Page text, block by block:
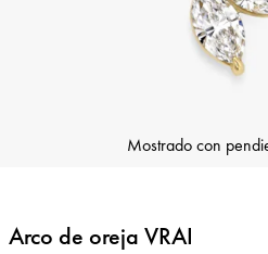
Mostrado con
Arco de oreja VRAI